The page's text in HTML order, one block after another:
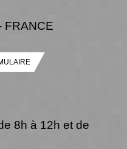
FRANCE
8h à 12h et de